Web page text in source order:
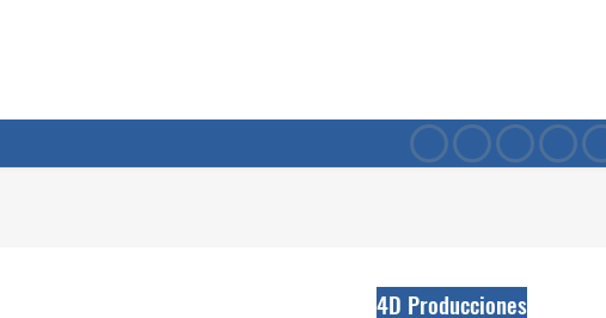
4D Producciones